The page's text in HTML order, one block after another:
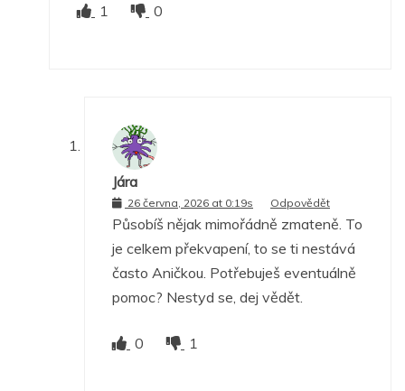
1 0
Jára
26 června, 2026 at 0:19s Odpovědět
Působíš nějak mimořádně zmateně. To
je celkem překvapení, to se ti nestává
často Aničkou. Potřebuješ eventuálně
pomoc? Nestyd se, dej vědět.
0 1